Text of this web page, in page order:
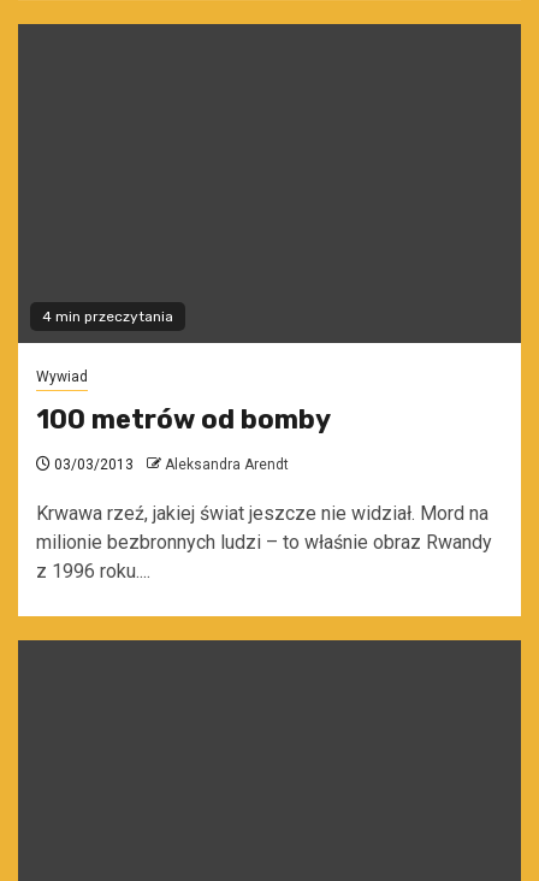
4 min przeczytania
Wywiad
100 metrów od bomby
03/03/2013 Aleksandra Arendt
Krwawa rzeź, jakiej świat jeszcze nie widział. Mord na
milionie bezbronnych ludzi – to właśnie obraz Rwandy
z 1996 roku....